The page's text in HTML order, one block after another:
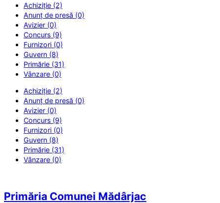
Achiziție (2)
Anunț de presă (0)
Avizier (0)
Concurs (9)
Furnizori (0)
Guvern (8)
Primărie (31)
Vânzare (0)
Achiziție (2)
Anunț de presă (0)
Avizier (0)
Concurs (9)
Furnizori (0)
Guvern (8)
Primărie (31)
Vânzare (0)
Primăria Comunei Mădârjac